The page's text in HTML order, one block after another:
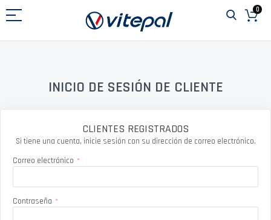
al
0
INICIO DE SESIÓN DE CLIENTE
CLIENTES REGISTRADOS
Si tiene una cuenta, inicie sesión con su dirección de correo electrónico.
Correo electrónico
Contraseña